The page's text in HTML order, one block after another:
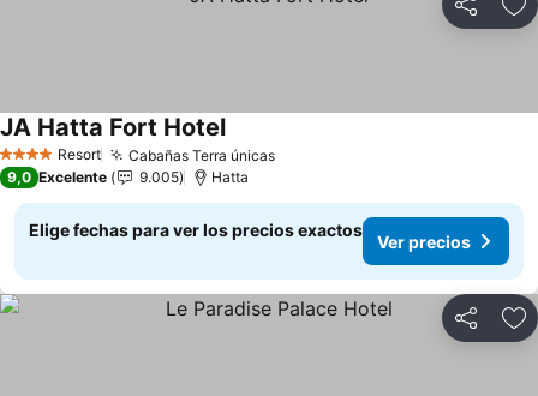
Compartir
4 EstrellasResort Cabañas Terra únicasVer precios
JA Hatta Fort HotelVer precios
9,0 Excelente 9.005 Hatta
Elige fechas para ver los precios exactos
Ver precios
Compartir